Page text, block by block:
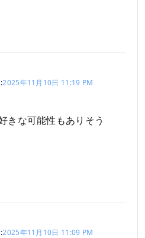
2025年11月10日 11:19 PM
きな可能性もありそう
2025年11月10日 11:09 PM